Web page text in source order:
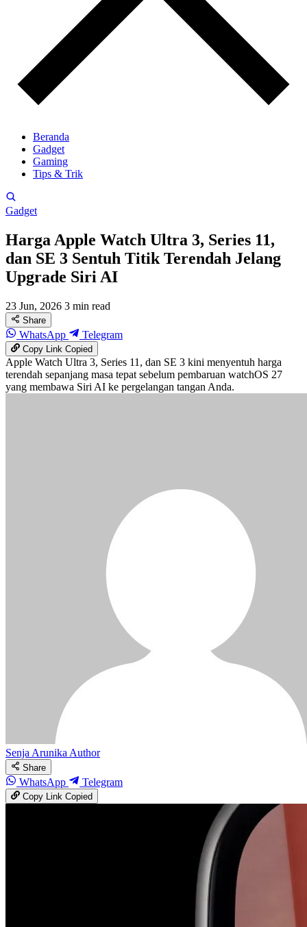
Beranda
Gadget
Gaming
Tips & Trik
Gadget
Harga Apple Watch Ultra 3, Series 11,
dan SE 3 Sentuh Titik Terendah Jelang
Upgrade Siri AI
23 Jun, 2026 3 min read
Share
WhatsApp Telegram
Copy LinkCopied
Apple Watch Ultra 3, Series 11, dan SE 3 kini menyentuh harga
terendah sepanjang masa tepat sebelum pembaruan watchOS 27
yang membawa Siri AI ke pergelangan tangan Anda.
Senja ArunikaAuthor
Share
WhatsApp Telegram
Copy LinkCopied